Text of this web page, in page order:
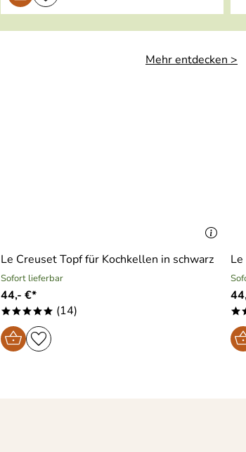
Mehr entdecken >
Le Creuset Topf für Kochkellen in schwarz
Sofort lieferbar
44,- €*
***** (14)